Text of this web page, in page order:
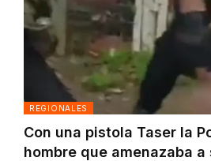
REGIONALES
Con una pistola Taser la
hombre que amenazaba